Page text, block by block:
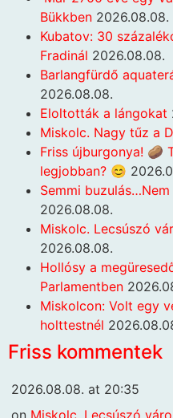
Bükkben 2026.08.08.
Kubatov: 30
Fradinál 2026.08.08.
Barlangfürdő
2026.08.08.
Eloltották a lángokat
Miskolc. Nagy tűz a
Friss újburgonya! 🥔
legjobban? 😊
Semmi
2026.08.08.
Miskolc. Lecsúszó
2026.08.08.
Hollósy a
Parlamentben
Miskolcon: Volt egy
holttestnél
Friss kommentek
2026.08.08. at 20:35